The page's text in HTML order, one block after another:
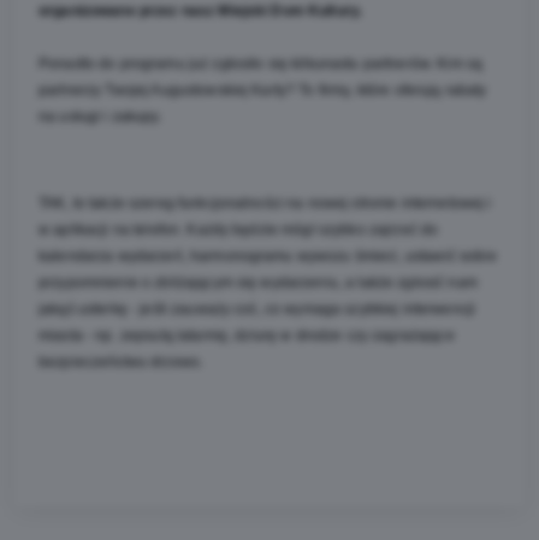
organizowane przez nasz Miejski Dom Kultury.
partnerzy Twojej Augustowskiej Karty? To firmy, które oferują rabaty
na usługi i zakupy.
w aplikacji na telefon. Każdy będzie mógł szybko zajrzeć do
kalendarza wydarzeń, harmonogramu wywozu śmieci, ustawić sobie
przypomnienie o zbliżającym się wydarzeniu, a także zgłosić nam
jakąś usterkę - jeśli zauważy coś, co wymaga szybkiej interwencji
miasta - np. zepsutą latarnię, dziurę w drodze czy zagrażające